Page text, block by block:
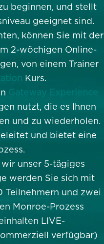
beginnen, und stellt
geeignet sind.
können Sie mit der
2-wöchigen Online-
von einem Trainer
Kurs.
Gateway Experience
nutzt, die es Ihnen
und zu wiederholen.
und bietet eine
unser 5-tägiges
werden Sie sich mit
Teilnehmern und zwei
Monroe-Prozess
LIVE-
verfügbar)